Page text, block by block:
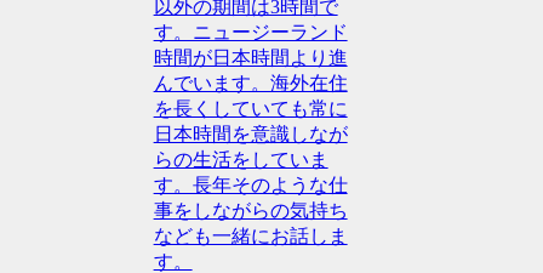
以外の期間は3時間で
す。ニュージーランド
時間が日本時間より進
んでいます。海外在住
を長くしていても常に
日本時間を意識しなが
らの生活をしていま
す。長年そのような仕
事をしながらの気持ち
なども一緒にお話しま
す。